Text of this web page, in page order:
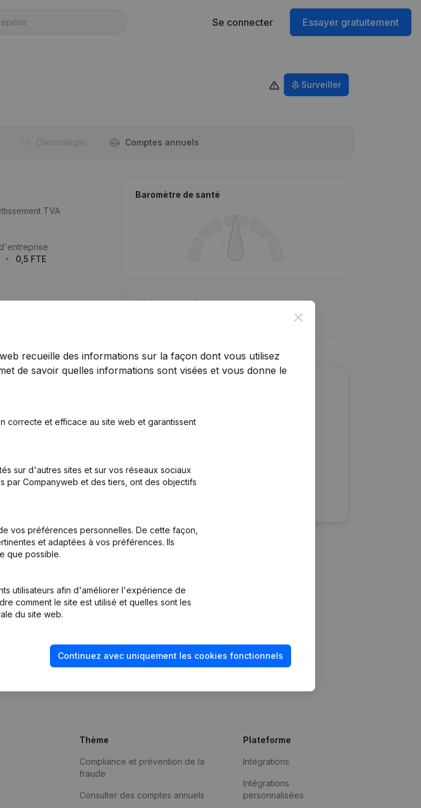
Se connecter Essayer gratuitement
Surveiller
Chronologie Comptes annuels
TVA
0,5 FTE
Baromètre de santé
Limite de crédit
plus d’informations sur cette entreprise ?
Découvrir plus
Close
recueille des informations sur la façon dont vous utilisez
de savoir quelles informations sont visées et vous donne le
correcte et efficace au site web et garantissent
sur d'autres sites et sur vos réseaux sociaux
par Companyweb et des tiers, ont des objectifs
vos préférences personnelles. De cette façon,
et adaptées à vos préférences. Ils
que possible.
utilisateurs afin d'améliorer l'expérience de
comment le site est utilisé et quelles sont les
du site web.
Continuez avec uniquement les cookies fonctionnels
Thème
Compliance et prévention de la
fraude
Consulter des comptes annuels
Plateforme
Intégrations
Intégrations
personnalisées